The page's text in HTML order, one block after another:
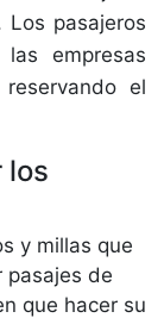
pasajeros
empresas
el
los
y millas que
pasajes de
que hacer su